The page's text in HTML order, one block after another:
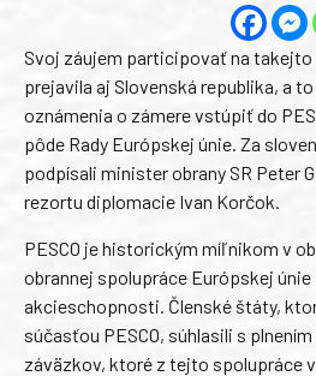
Svoj záujem participovať na
prejavila aj Slovenská republika, a
oznámenia o zámere vstúpiť do
pôde Rady Európskej únie. Za
podpísali minister obrany SR Peter
rezortu diplomacie Ivan Korčok.
PESCO je historickým míľnikom v
obrannej spolupráce Európskej únie
akcieschopnosti. Členské štáty,
súčasťou PESCO, súhlasili s
záväzkov, ktoré z tejto spolupráce